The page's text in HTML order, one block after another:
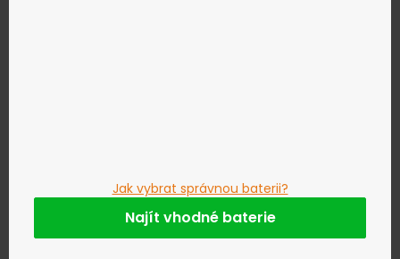
Jak vybrat správnou baterii?
Najít vhodné baterie